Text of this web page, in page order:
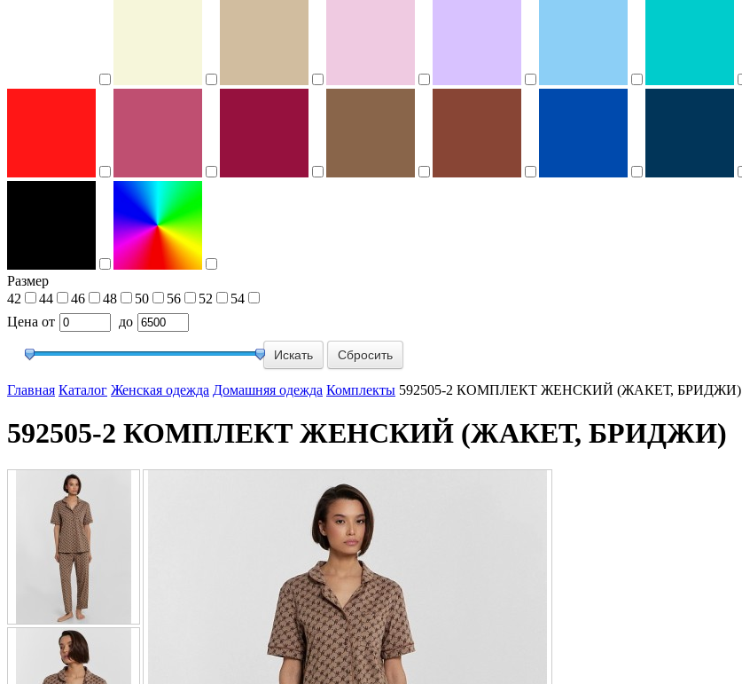
Размер
42
44 46 48 50 56 52
54
Цена от до
Сбросить
Главная Каталог Женская одежда Домашняя одежда Комплекты 592505-2 КОМПЛЕКТ ЖЕНСКИЙ (ЖАКЕТ, БРИДЖИ)
592505-2 КОМПЛЕКТ ЖЕНСКИЙ (ЖАКЕТ, БРИДЖИ)